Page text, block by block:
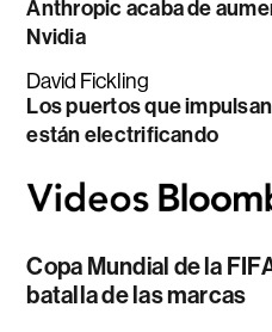
Anthropic acaba de
Nvidia
David Fickling
Los puertos que
están electrificando
Copa Mundial de la
batalla de las marcas